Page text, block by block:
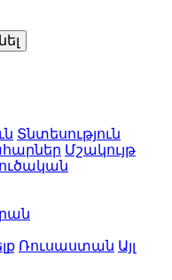
Տնտեսություն
Մշակույթ
Ռուսաստան Այլ